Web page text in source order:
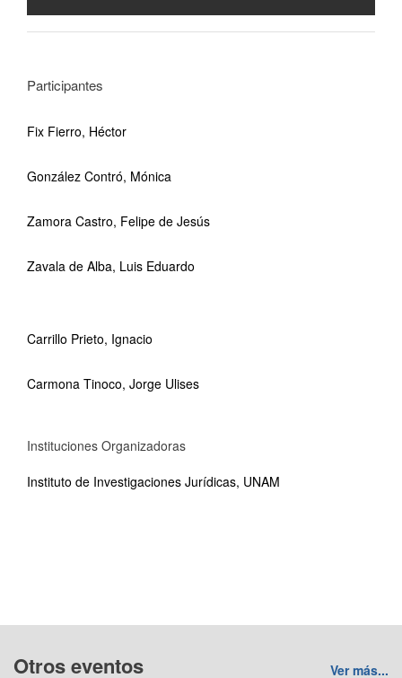
Participantes
Fix Fierro, Héctor
González Contró, Mónica
Zamora Castro, Felipe de Jesús
Zavala de Alba, Luis Eduardo
Carrillo Prieto, Ignacio
Carmona Tinoco, Jorge Ulises
Instituciones Organizadoras
Instituto de Investigaciones Jurídicas, UNAM
Otros eventos Ver más...